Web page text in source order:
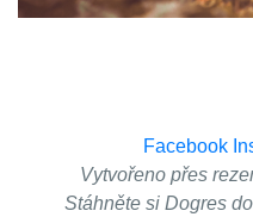
Facebook
Vytvořeno přes
Stáhněte si Dogres